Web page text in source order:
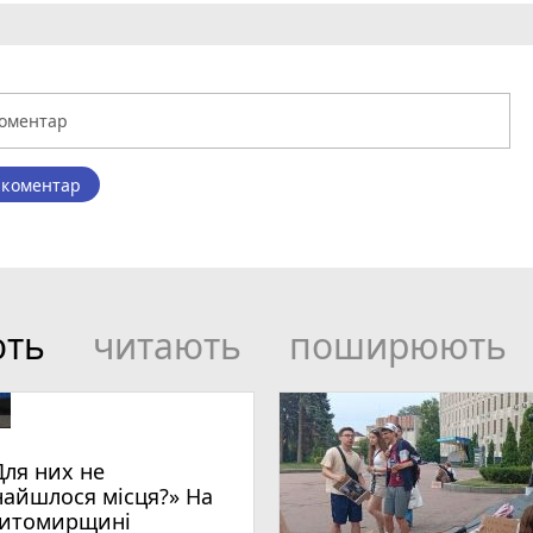
читають поширюють
них не
місця?» На